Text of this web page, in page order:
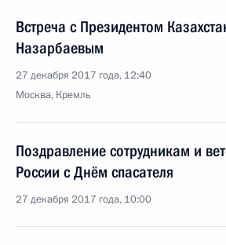
Встреча с Президентом
Назарбаевым
27 декабря 2017 года, 12:40
Москва, Кремль
Поздравление сотрудникам и
России с Днём спасателя
27 декабря 2017 года, 10:00